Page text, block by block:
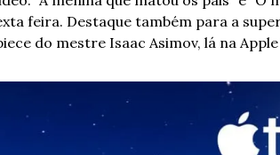
feira. Destaque também para a
do mestre Isaac Asimov, lá na Apple